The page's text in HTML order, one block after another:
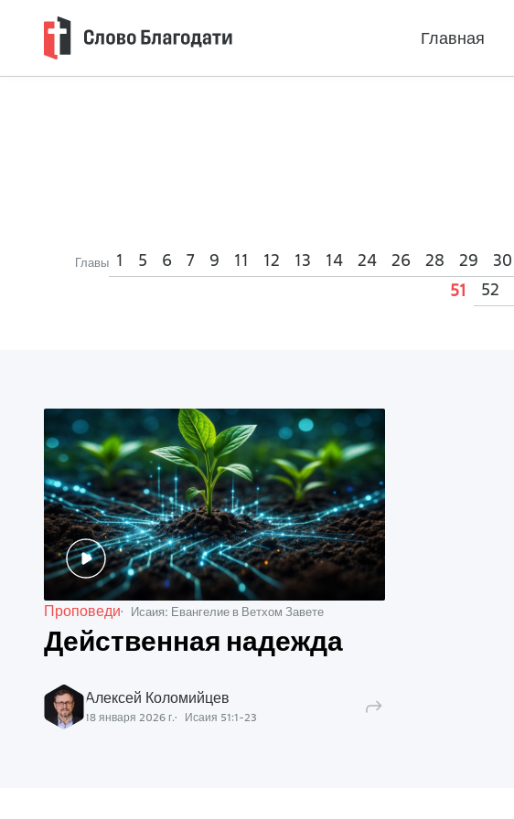
Главная
Главы 1 5 6 7 9 11 12 13 14 24 26 28 29 30
51
52
Проповеди Исаия: Евангелие в Ветхом Завете
Действенная надежда
Алексей Коломийцев
18 января 2026 г. Исаия 51:1-23